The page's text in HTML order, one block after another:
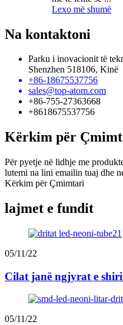
Lexo më shumë
Na kontaktoni
Parku i inovacionit të
Shenzhen 518106, Kinë
+86-18675537756
sales@top-atom.com
+86-755-27363668
+8618675537756
Kërkim për
Për pyetje në lidhje me
lutemi na lini emailin tuaj dhe
Kërkim për Çmimtari
lajmet e fundit
05/11/22
Cilat janë ngjyrat e
05/11/22